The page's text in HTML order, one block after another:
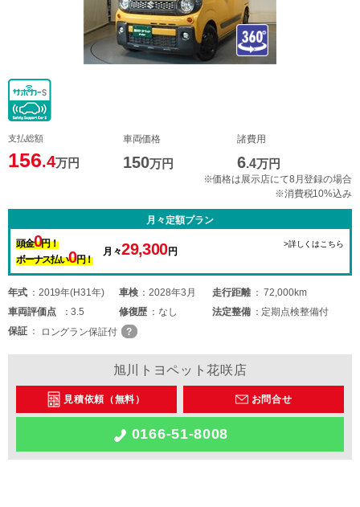
支払総額
156.4万円
車両価格
150万円
諸費用
6.4万円
※価格は展示店にて8月登録の場合
※消費税10%込み
月々定額プラン
頭金0円！
ボーナス払い0円！
月々29,300円
>詳しくはこちら
年式 2019年(H31年) 車検 2028年3月 走行距離
72,000km
車両評価点 3.5 修復歴 なし 法定整備
定期点検整備付
保証
ロングラン保証付
旭川トヨペット花咲店
見積依頼（無料） お問合せ
0166-51-8008